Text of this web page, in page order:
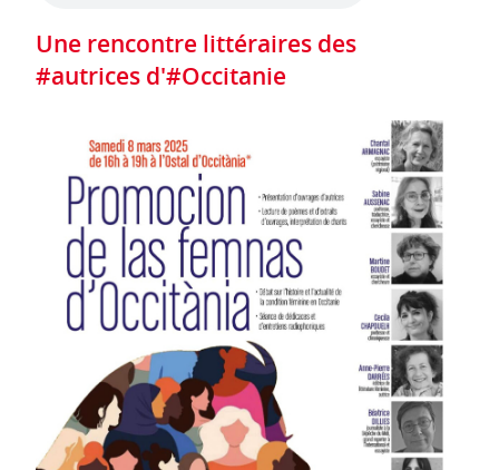
Une rencontre littéraires des
#autrices d'#Occitanie